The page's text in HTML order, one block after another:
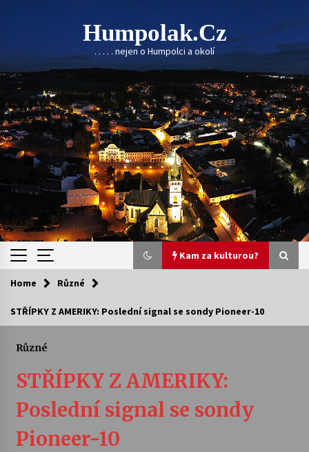
Skip
to
content
Humpolak.cz
. . . . . nejen o Humpolci a okolí
Kam za kulturou?
Kam za kulturou?
kapkou
30. 7. 2026
Home Různé
STŘÍPKY Z AMERIKY: Poslední signal se sondy Pioneer-10
Různé
STŘÍPKY Z AMERIKY:
Poslední signal se sondy
Pioneer-10